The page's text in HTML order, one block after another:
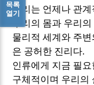
진리는 언제나 관
우리의 몸과 우리
물리적 세계와 주
은 공허한 진리다.
인류에게 지금 필요
구체적이며 우리의
목록
열기